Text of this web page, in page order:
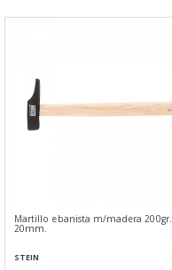
Martillo ebanista m/madera 200gr.
20mm.
STEIN